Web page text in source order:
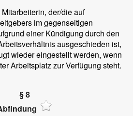
der/die auf
im gegenseitigen
einer Kündigung durch den
ausgeschieden ist,
wieder eingestellt werden, wenn
Arbeitsplatz zur Verfügung steht.
§ 8